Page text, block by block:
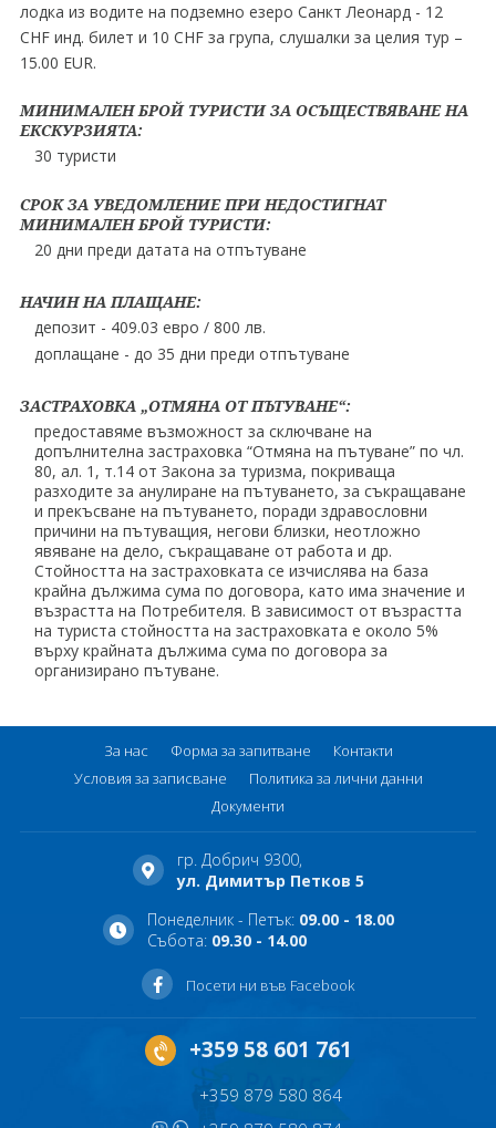
лодка из водите на подземно езеро Санкт Леонард - 12
CHF инд. билет и 10 CHF за група, слушалки за целия тур –
15.00 EUR.
МИНИМАЛЕН БРОЙ ТУРИСТИ ЗА ОСЪЩЕСТВЯВАНЕ НА
ЕКСКУРЗИЯТА:
30 туристи
СРОК ЗА УВЕДОМЛЕНИЕ ПРИ НЕДОСТИГНАТ
МИНИМАЛЕН БРОЙ ТУРИСТИ:
20 дни преди датата на отпътуване
НАЧИН НА ПЛАЩАНЕ:
депозит - 409.03 евро / 800 лв.
доплащане - до 35 дни преди отпътуване
ЗАСТРАХОВКА „ОТМЯНА ОТ ПЪТУВАНЕ“:
предоставяме възможност за сключване на
допълнителна застраховка “Отмяна на пътуване” по чл.
80, ал. 1, т.14 от Закона за туризма, покриваща
разходите за анулиране на пътуването, за съкращаване
и прекъсване на пътуването, поради здравословни
причини на пътуващия, негови близки, неотложно
явяване на дело, съкращаване от работа и др.
Стойността на застраховката се изчислява на база
крайна дължима сума по договора, като има значение и
възрастта на Потребителя. В зависимост от възрастта
на туриста стойността на застраховката е около 5%
върху крайната дължима сума по договора за
организирано пътуване.
За нас Форма за запитване
Контакти
Условия за записване
Политика за лични данни
Документи
гр. Добрич 9300,
ул. Димитър Петков 5
Понеделник - Петък: 09.00 - 18.00
Събота: 09.30 - 14.00
Посети ни във Facebook
+359 58 601 761
+359 879 580 864